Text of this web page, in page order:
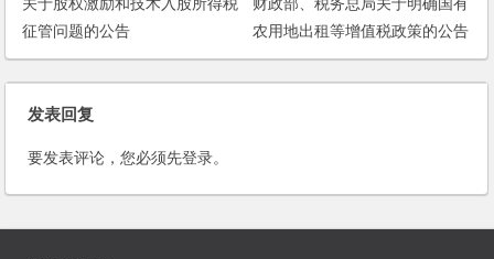
征管问题的公告
农用地出租等增值税政策的公告
发表回复
要发表评论，您必须先登录。